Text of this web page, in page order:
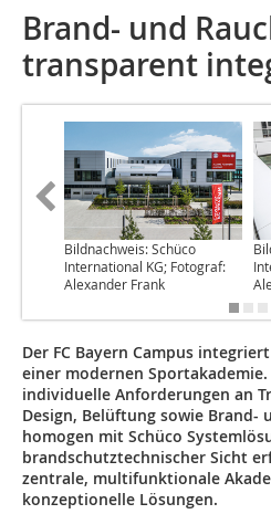
Brand- und
transparent
Bildnachweis: Schüco
International KG; Fotograf:
Alexander Frank
Der FC Bayern Campus
einer modernen
individuelle Anforderungen an
Design, Belüftung sowie Brand-
homogen mit Schüco
brandschutztechnischer Sicht
zentrale, multifunktionale
konzeptionelle Lösungen.